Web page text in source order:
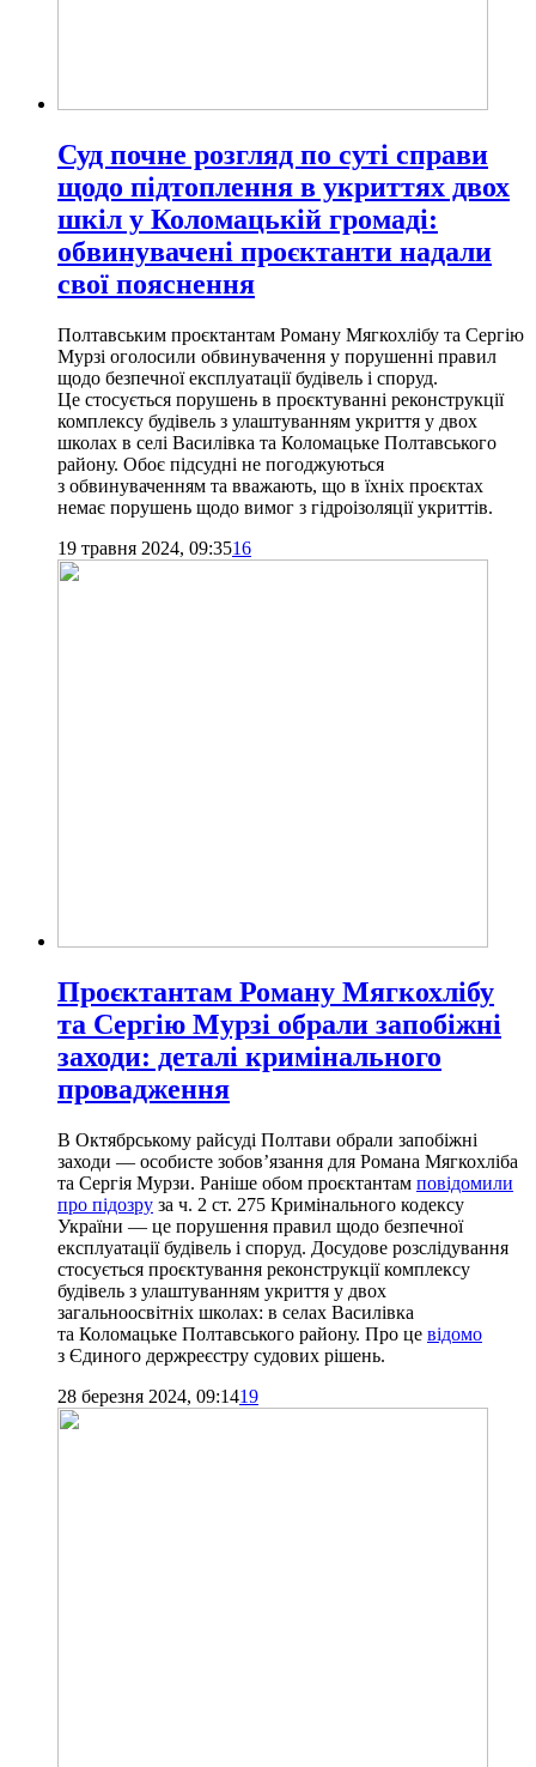
Суд почне розгляд по суті справи
щодо підтоплення в укриттях двох
шкіл у Коломацькій громаді:
обвинувачені проєктанти надали
свої пояснення
Полтавським проєктантам Роману Мягкохлібу та Сергію
Мурзі оголосили обвинувачення у порушенні правил
щодо безпечної експлуатації будівель і споруд.
Це стосується порушень в проєктуванні реконструкції
комплексу будівель з улаштуванням укриття у двох
школах в селі Василівка та Коломацьке Полтавського
району. Обоє підсудні не погоджуються
з обвинуваченням та вважають, що в їхніх проєктах
немає порушень щодо вимог з гідроізоляції укриттів.
19 травня 2024, 09:3516
Проєктантам Роману Мягкохлібу
та Сергію Мурзі обрали запобіжні
заходи: деталі кримінального
провадження
В Октябрському райсуді Полтави обрали запобіжні
заходи — особисте зобов’язання для Романа Мягкохліба
та Сергія Мурзи. Раніше обом проєктантам повідомили
про підозру за ч. 2 ст. 275 Кримінального кодексу
України — це порушення правил щодо безпечної
експлуатації будівель і споруд. Досудове розслідування
стосується проєктування реконструкції комплексу
будівель з улаштуванням укриття у двох
загальноосвітніх школах: в селах Василівка
та Коломацьке Полтавського району. Про це відомо
з Єдиного держреєстру судових рішень.
28 березня 2024, 09:1419